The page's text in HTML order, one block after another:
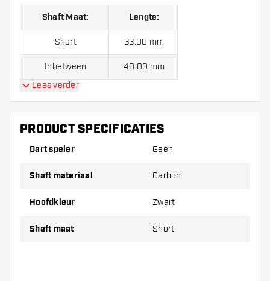
Shaft Maat: Lengte:
Short 33.00 mm
Inbetween 40.00 mm
Medium
Let op!:Opgegeven lengte van de Harrows Carbon ST
Black is gemeten exclusief schroefdraad.
(1 set = 3 shafts)
Dartshopper tip!
Lees verder
PRODUCT SPECIFICATIES
Dart speler Geen
Shaft materiaal Carbon
Hoofdkleur Zwart
Shaft maat Short